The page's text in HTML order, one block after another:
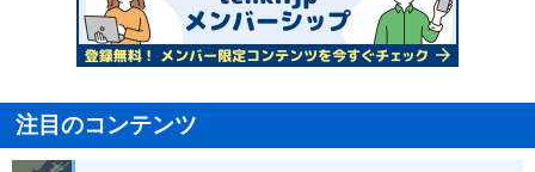
注目のコンテンツ